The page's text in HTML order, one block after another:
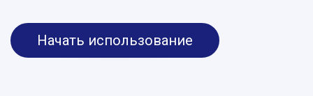
Начать использование